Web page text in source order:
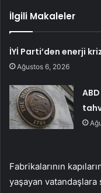
İlgili Makaleler
İYİ Parti’den enerji
Ağustos 6, 2026
Fabrikalarının
yaşayan vatandaşlara